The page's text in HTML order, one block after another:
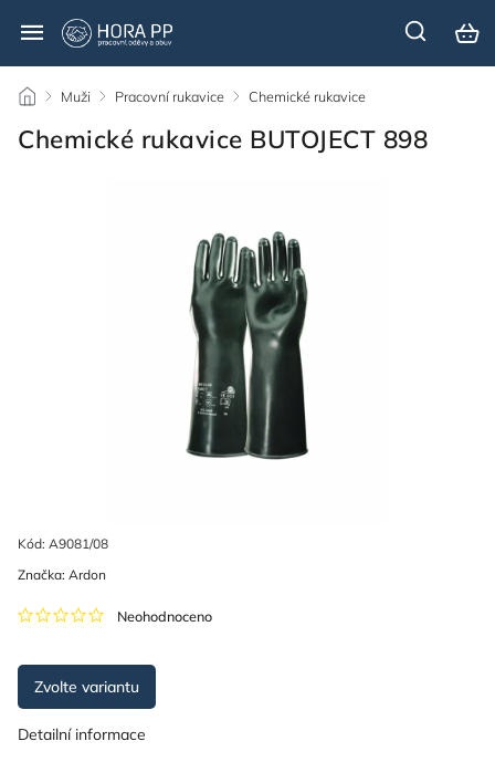
/ Muži / Pracovní rukavice / Chemické rukavice
Chemické rukavice BUTOJECT 898
Kód: A9081/08
Neohodnoceno
Značka: Ardon
Zvolte variantu
Detailní informace